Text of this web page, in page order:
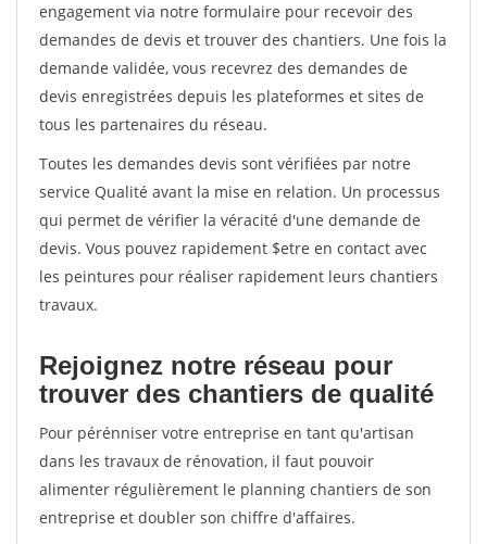
engagement via notre formulaire pour recevoir des
demandes de devis et trouver des chantiers. Une fois la
demande validée, vous recevrez des demandes de
devis enregistrées depuis les plateformes et sites de
tous les partenaires du réseau.
Toutes les demandes devis sont vérifiées par notre
service Qualité avant la mise en relation. Un processus
qui permet de vérifier la véracité d'une demande de
devis. Vous pouvez rapidement $etre en contact avec
les peintures pour réaliser rapidement leurs chantiers
travaux.
Rejoignez notre réseau pour
trouver des chantiers de qualité
Pour pérénniser votre entreprise en tant qu'artisan
dans les travaux de rénovation, il faut pouvoir
alimenter régulièrement le planning chantiers de son
entreprise et doubler son chiffre d'affaires.